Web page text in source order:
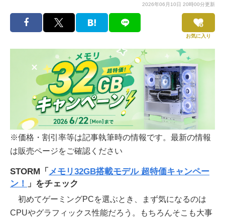
2026年06月10日 20時00分更新
お気に入り
※価格・割引率等は記事執筆時の情報です。最新の情報
は販売ページをご確認ください
STORM「 メモリ32GB搭載モデル 超特価キャンペー
ン！
」をチェック
初めてゲーミングPCを選ぶとき、まず気になるのは
CPUやグラフィックス性能だろう。もちろんそこも大事